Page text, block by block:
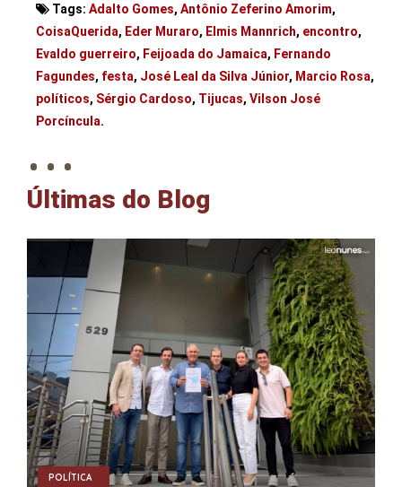
Tags: Adalto Gomes, Antônio Zeferino Amorim,
CoisaQuerida, Eder Muraro, Elmis Mannrich, encontro,
Evaldo guerreiro, Feijoada do Jamaica, Fernando
Fagundes, festa, José Leal da Silva Júnior, Marcio Rosa,
políticos, Sérgio Cardoso, Tijucas, Vilson José
Porcíncula.
. . .
Últimas do Blog
POLÍTICA